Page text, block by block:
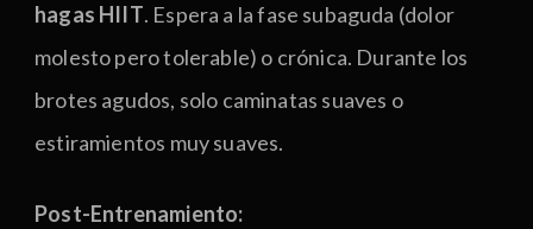
hagas HIIT. Espera a la fase subaguda (dolor
molesto pero tolerable) o crónica. Durante los
brotes agudos, solo caminatas suaves o
estiramientos muy suaves.
Post-Entrenamiento: